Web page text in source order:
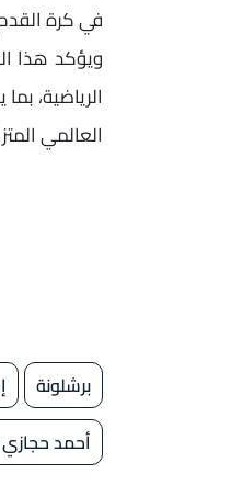
في كرة
ويؤكد هذا
الرياضية،
العالمي
برشلونة
أحمد